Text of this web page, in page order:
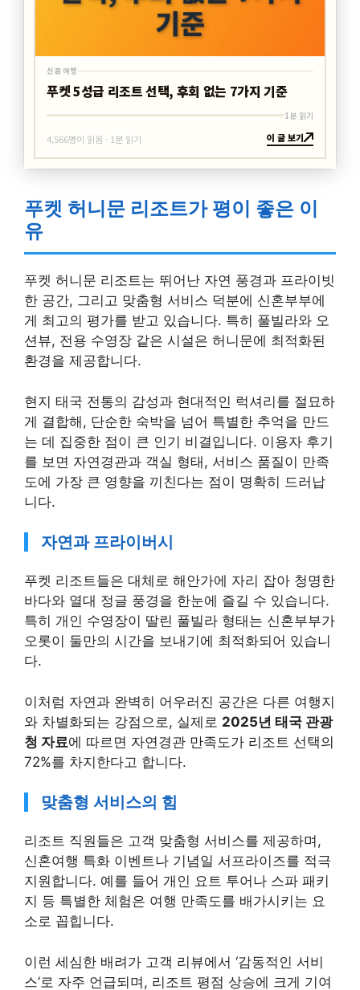
신혼여행
푸켓 5성급 리조트 선택, 후회 없는 7가지 기준
1분 읽기
4,566명이 읽음 · 1분 읽기 이 글 보기
푸켓 허니문 리조트가 평이 좋은 이
유
푸켓 허니문 리조트는 뛰어난 자연 풍경과 프라이빗
한 공간, 그리고 맞춤형 서비스 덕분에 신혼부부에
게 최고의 평가를 받고 있습니다. 특히 풀빌라와 오
션뷰, 전용 수영장 같은 시설은 허니문에 최적화된
환경을 제공합니다.
현지 태국 전통의 감성과 현대적인 럭셔리를 절묘하
게 결합해, 단순한 숙박을 넘어 특별한 추억을 만드
는 데 집중한 점이 큰 인기 비결입니다. 이용자 후기
를 보면 자연경관과 객실 형태, 서비스 품질이 만족
도에 가장 큰 영향을 끼친다는 점이 명확히 드러납
니다.
자연과 프라이버시
푸켓 리조트들은 대체로 해안가에 자리 잡아 청명한
바다와 열대 정글 풍경을 한눈에 즐길 수 있습니다.
특히 개인 수영장이 딸린 풀빌라 형태는 신혼부부가
오롯이 둘만의 시간을 보내기에 최적화되어 있습니
다.
이처럼 자연과 완벽히 어우러진 공간은 다른 여행지
와 차별화되는 강점으로, 실제로 2025년 태국 관광
청 자료에 따르면 자연경관 만족도가 리조트 선택의
72%를 차지한다고 합니다.
맞춤형 서비스의 힘
리조트 직원들은 고객 맞춤형 서비스를 제공하며,
신혼여행 특화 이벤트나 기념일 서프라이즈를 적극
지원합니다. 예를 들어 개인 요트 투어나 스파 패키
지 등 특별한 체험은 여행 만족도를 배가시키는 요
소로 꼽힙니다.
이런 세심한 배려가 고객 리뷰에서 ‘감동적인 서비
스’로 자주 언급되며, 리조트 평점 상승에 크게 기여